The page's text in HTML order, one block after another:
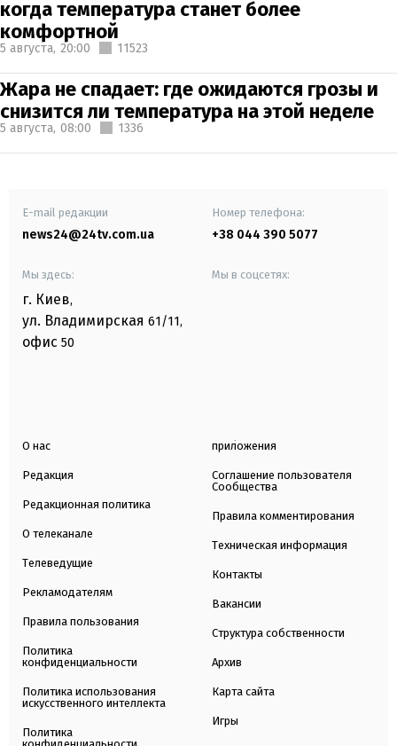
когда температура станет более
комфортной
5 августа, 20:00 11523
Жара не спадает: где ожидаются грозы и
снизится ли температура на этой неделе
5 августа, 08:00 1336
E-mail редакции
news24@24tv.com.ua
Номер телефона:
+38 044 390 5077
Мы здесь:
г. Киев,
ул. Владимирская 61/11,
офис 50
Мы в соцсетях:
О нас
Редакция
Редакционная политика
О телеканале
Телеведущие
Рекламодателям
Правила пользования
Политика
конфиденциальности
Политика использования
искусственного интеллекта
Политика
конфиденциальности
приложения
Соглашение пользователя
Сообщества
Правила комментирования
Техническая информация
Контакты
Вакансии
Структура собственности
Архив
Карта сайта
Игры